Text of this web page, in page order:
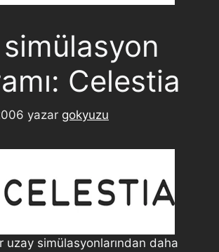
Celestia
yazar gokyuzu
uzay simülasyonlarından daha